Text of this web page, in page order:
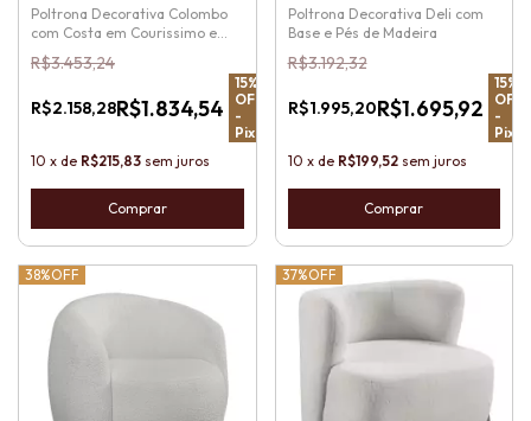
Poltrona Decorativa Colombo
com Costa em Courissimo e
Base de Metal
R$3.453,24
R$2.158,28R$1.834,54
15%
OFF
-
Pix
10 x de R$215,83 sem juros
Poltrona Decorativa Deli com
Base e Pés de Madeira
R$3.192,32
R$1.995,20R$1.695,92
15%
OFF
-
Pix
10 x de R$199,52 sem juros
38%OFF 37%OFF